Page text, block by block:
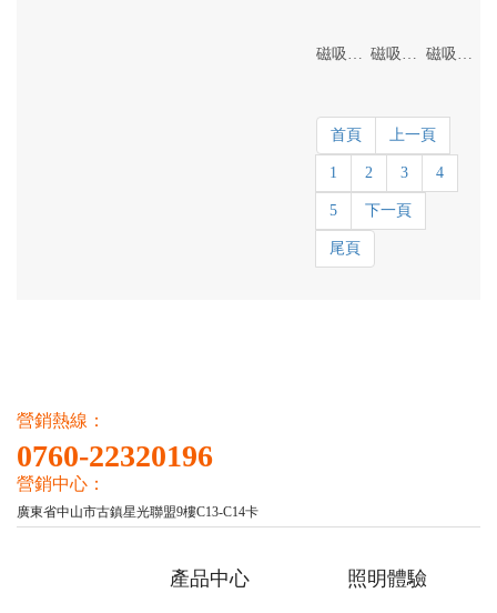
磁吸軌道燈 磁吸折疊燈 磁吸泛光燈
首頁 上一頁
1 2 3 4
5 下一頁
尾頁
營銷熱線：
0760-22320196
營銷中心：
廣東省中山市古鎮星光聯盟9樓C13-C14卡
產品中心 照明體驗